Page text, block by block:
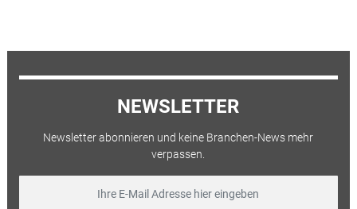
NEWSLETTER
Newsletter abonnieren und keine Branchen-News mehr
verpassen.